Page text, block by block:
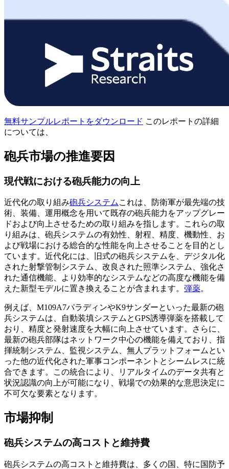
無料サンプルレポートをダウンロード このレポートの詳細
については、
砲兵市場の推進要因
現代戦における砲兵能力の向上
近代化の取り組み砲兵システム これは、防衛軍が最先端の技
術、装備、運用概念を用いて既存の砲兵能力をアップグレー
ドおよび向上させるための取り組みを指します。これらの取
り組みは、砲兵システムの有効性、射程、精度、機動性、お
よび戦場における総合的な性能を向上させることを目的とし
ています。近代化には、旧式の砲兵システムを、デジタル化
された射撃管制システム、改良された照準システム、強化さ
れた通信機能、より効率的なシステムなどの高度な機能を備
えた新型モデルに置き換えることが含まれます。 弾薬。
例えば、M109A7パラディンやK9サンダーといった最新の砲
兵システムは、自動装填システムとGPS誘導弾薬を搭載して
おり、精度と発射速度を大幅に向上させています。さらに、
最新の砲兵部隊はネットワーク中心の機能を備えており、指
揮統制システム、監視システム、無人プラットフォームとい
った他の近代化された軍事コンポーネントとシームレスに統
合できます。この統合により、リアルタイムのデータ共有と
状況認識の向上が可能になり、戦場での効果的な意思決定に
不可欠な要素となります。
市場抑制
砲兵システムの高コストと維持費
砲兵システムの高コストと維持費は、多くの国、特に国防予